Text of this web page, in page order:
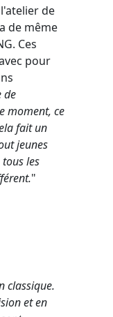
de
de même
Ces
pour
de
moment, ce
fait un
jeunes
les
"
classique.
et en